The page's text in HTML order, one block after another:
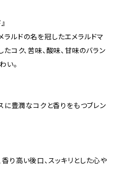
ルドの名を冠したエメラルドマ
たコク、苦味、酸味、甘味のバラン
い。
に豊潤なコクと香りをもつブレン
り高い後口、スッキリとした心や